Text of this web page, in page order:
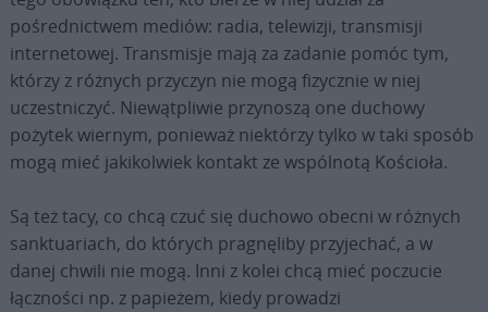
pośrednictwem mediów: radia, telewizji, transmisji
internetowej. Transmisje mają za zadanie pomóc tym,
którzy z różnych przyczyn nie mogą fizycznie w niej
uczestniczyć. Niewątpliwie przynoszą one duchowy
pożytek wiernym, ponieważ niektórzy tylko w taki sposób
mogą mieć jakikolwiek kontakt ze wspólnotą Kościoła.
Są też tacy, co chcą czuć się duchowo obecni w różnych
sanktuariach, do których pragnęliby przyjechać, a w
danej chwili nie mogą. Inni z kolei chcą mieć poczucie
łączności np. z papieżem, kiedy prowadzi